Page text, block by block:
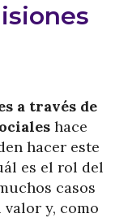
a través de
hace
hacer este
es el rol del
casos
y, como